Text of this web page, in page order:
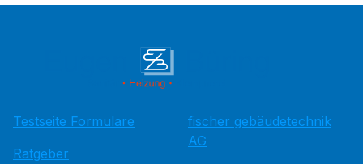
Testseite Formulare
Ratgeber
fischer gebäudetechnik
AG